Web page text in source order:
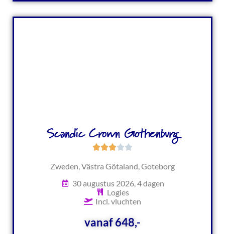
Scandic Crown Gothenburg
Zweden, Västra Götaland, Goteborg
30 augustus 2026, 4 dagen
Logies
Incl. vluchten
vanaf 648,-